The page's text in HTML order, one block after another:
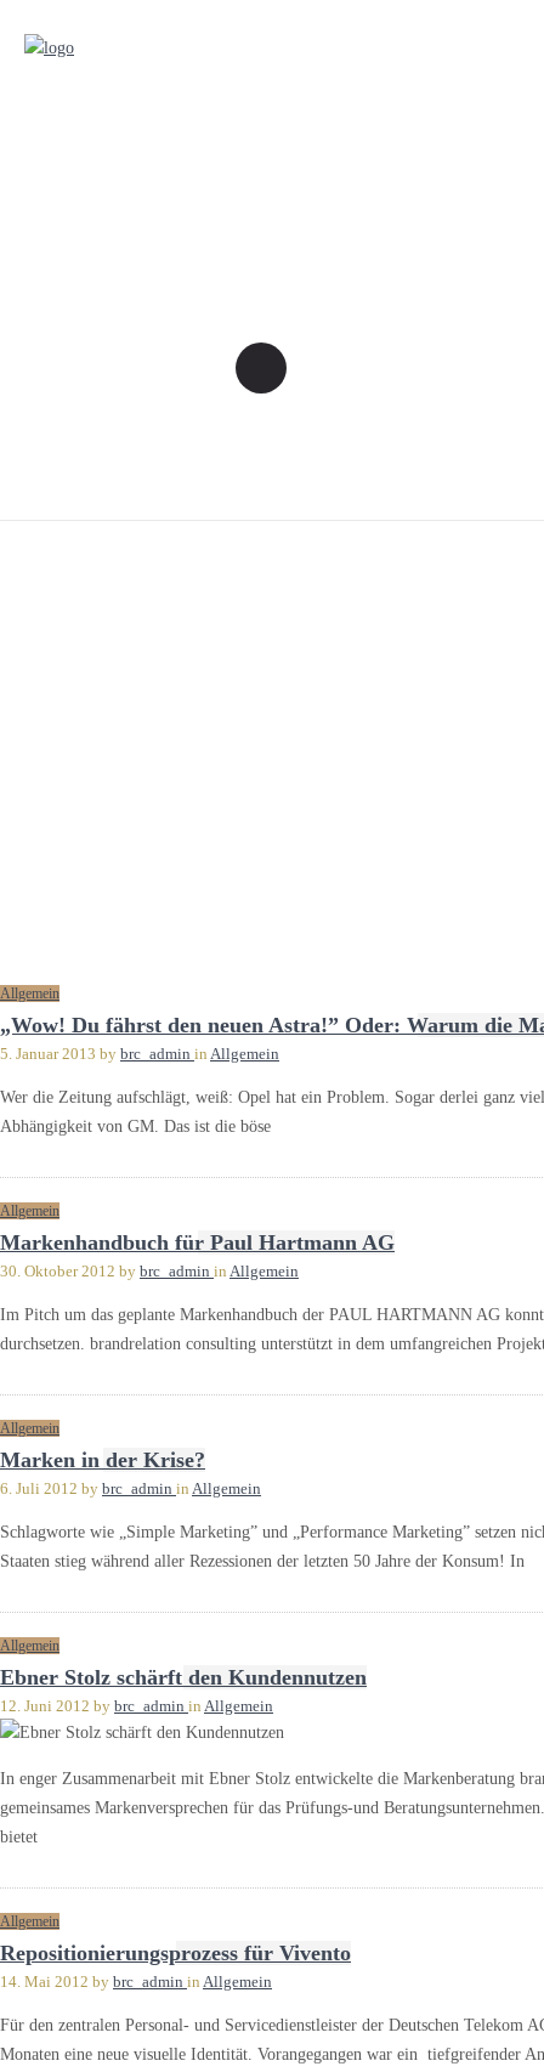
Allgemein
„Wow! Du fährst den neuen Astra!” Oder: Warum die
5. Januar 2013 by brc_admin in Allgemein
Wer die Zeitung aufschlägt, weiß: Opel hat ein Problem. Sogar derlei ganz
Abhängigkeit von GM. Das ist die böse
Allgemein
Markenhandbuch für Paul Hartmann AG
30. Oktober 2012 by brc_admin in Allgemein
Im Pitch um das geplante Markenhandbuch der PAUL HARTMANN AG
durchsetzen. brandrelation consulting unterstützt in dem umfangreichen
Allgemein
Marken in der Krise?
6. Juli 2012 by brc_admin in Allgemein
Schlagworte wie „Simple Marketing” und „Performance Marketing” setzen
Staaten stieg während aller Rezessionen der letzten 50 Jahre der Konsum! In
Allgemein
Ebner Stolz schärft den Kundennutzen
12. Juni 2012 by brc_admin in Allgemein
In enger Zusammenarbeit mit Ebner Stolz entwickelte die Markenberatung
gemeinsames Markenversprechen für das Prüfungs-und
bietet
Allgemein
Repositionierungsprozess für Vivento
14. Mai 2012 by brc_admin in Allgemein
Für den zentralen Personal- und Servicedienstleister der Deutschen Telekom
Monaten eine neue visuelle Identität. Vorangegangen war ein tiefgreifender